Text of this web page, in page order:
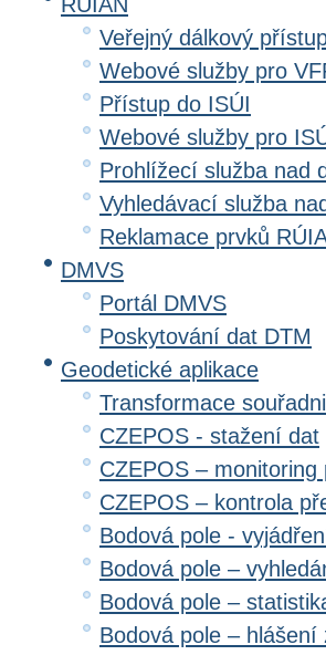
Veřejný dálkový
Webové služby pro
Přístup do ISÚI
Webové služby pro
Prohlížecí služba nad
Vyhledávací služba
Reklamace prvků
DMVS
Portál DMVS
Poskytování dat DTM
Geodetické aplikace
Transformace
CZEPOS - stažení dat
CZEPOS – monitoring
CZEPOS – kontrola
Bodová pole -
Bodová pole –
Bodová pole –
Bodová pole – hlášení